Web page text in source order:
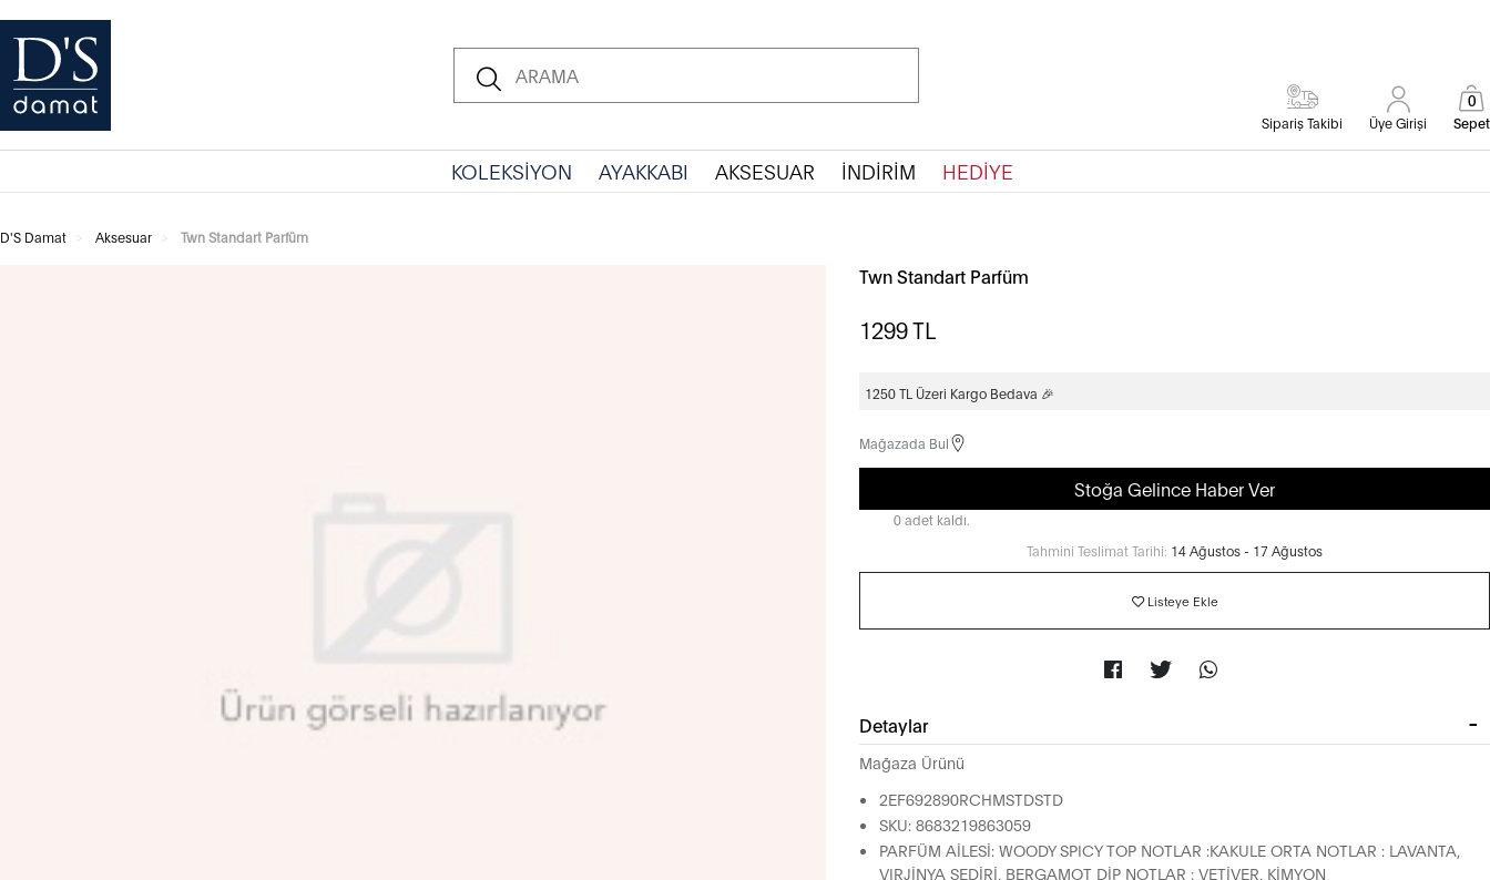
Sipariş Takibi Üye Girişi Sepet
0
KOLEKSİYON AYAKKABI AKSESUAR İNDİRİM HEDİYE
D'S Damat Aksesuar Twn Standart Parfüm
Twn Standart Parfüm
1299TL
1250 TL Üzeri Kargo Bedava 🎉
Mağazada Bul
Stoğa Gelince Haber Ver
0 adet kaldı.
Tahmini Teslimat Tarihi: 14 Ağustos - 17 Ağustos
Listeye Ekle
Detaylar
Mağaza Ürünü
2EF692890RCHMSTDSTD
SKU: 8683219863059
PARFÜM AİLESİ: WOODY SPICY TOP NOTLAR :KAKULE ORTA NOTLAR : LAVANTA,
VIRJİNYA SEDİRİ, BERGAMOT DİP NOTLAR : VETİVER, KİMYON